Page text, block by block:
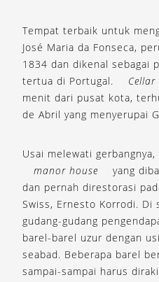
Tempat terbaik untuk
José Maria da Fonseca,
1834 dan dikenal sebagai
tertua di Portugal.
Cellar
menit dari pusat kota,
de Abril yang menyerupai
Usai melewati
manor house
yang
dan pernah direstorasi
Swiss, Ernesto Korrodi. Di
gudang-gudang
barel-barel uzur dengan
seabad. Beberapa barel
sampai-sampai harus